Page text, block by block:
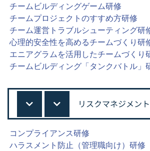
チームビルディングゲーム研修
チームプロジェクトのすすめ方研修
チーム運営トラブルシューティング研
心理的安全性を高めるチームづくり研
エニアグラムを活用したチームづくり
チームビルディング「タンクバトル」
リスクマネジメント
コンプライアンス研修
ハラスメント防止（管理職向け）研修